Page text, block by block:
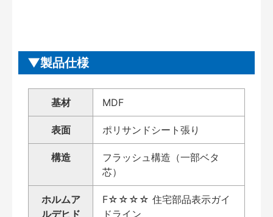
製品仕様
基材 MDF
表面 ポリサンドシート張り
構造
フラッシュ構造（一部ベタ
芯）
ホルムア
ルデヒド
F☆☆☆☆ 住宅部品表示ガイ
ドライン